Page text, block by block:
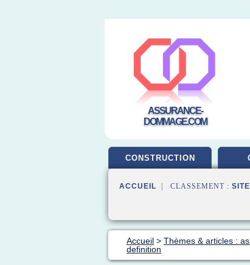
ASSURANCE-
DOMMAGE.COM
CONSTRUCTION
ACCUEIL | CLASSEMENT :
Accueil > Thèmes & articles :
definition